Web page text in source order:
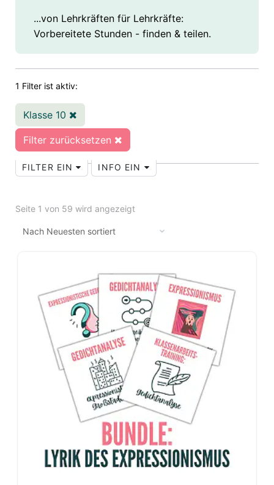
...von Lehrkräften für Lehrkräfte:
Vorbereitete Stunden - finden & teilen.
1 Filter ist aktiv:
Klasse 10
Filter zurücksetzen
FILTER EIN INFO EIN
Seite 1 von 59 wird angezeigt